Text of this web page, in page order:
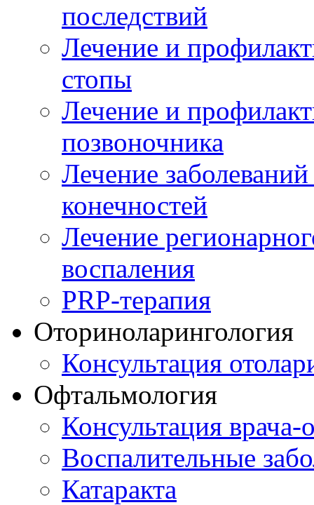
последствий
Лечение и
стопы
Лечение и
позвоночника
Лечение
конечностей
Лечение
воспаления
PRP-терапия
Оториноларингология
Консультация
Офтальмология
Консультация врача-
Воспалительные
Катаракта